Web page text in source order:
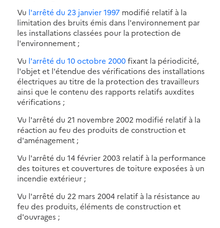
Vu l'arrêté du 23 janvier 1997 modifié relatif à la
limitation des bruits émis dans l'environnement par
les installations classées pour la protection de
l'environnement ;
Vu l'arrêté du 10 octobre 2000fixant la périodicité,
l'objet et l'étendue des vérifications des installations
électriques au titre de la protection des travailleurs
ainsi que le contenu des rapports relatifs auxdites
vérifications ;
Vu l'arrêté du 21 novembre 2002 modifié relatif à la
réaction au feu des produits de construction et
d'aménagement ;
Vu l'arrêté du 14 février 2003 relatif à la performance
des toitures et couvertures de toiture exposées à un
incendie extérieur ;
Vu l'arrêté du 22 mars 2004 relatif à la résistance au
feu des produits, éléments de construction et
d'ouvrages ;